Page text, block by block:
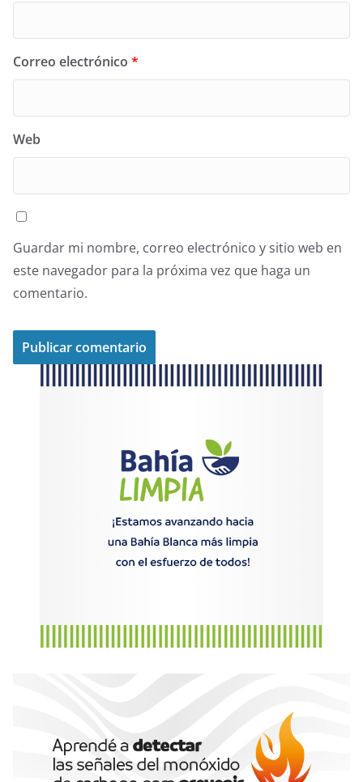
Correo electrónico *
Web
Guardar mi nombre, correo electrónico y sitio web en
este navegador para la próxima vez que haga un
comentario.